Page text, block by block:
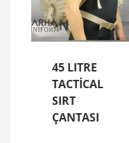
45 LITRE
TACTİCAL
SIRT
ÇANTASI